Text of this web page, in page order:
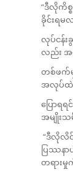
“ဒီလိုကိစ္
ခိုင်းရမ
လုပ်ငန်း
လည်း အ
တစ်ဖက်မှ
အလုပ်ထဲမှ
ပြောရ
အမျိုးသ
“ဒီလိုလိ
ပြဿန
တရား